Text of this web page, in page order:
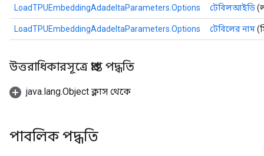
LoadTPUEmbeddingAdadeltaParameters.Options টেবিলআইডি
LoadTPUEmbeddingAdadeltaParameters.Options টেবিলের নাম
উত্তরাধিকারসূত্রে প্রাপ্ত পদ্ধতি
java.lang.Object ক্লাস থেকে
পাবলিক পদ্ধতি